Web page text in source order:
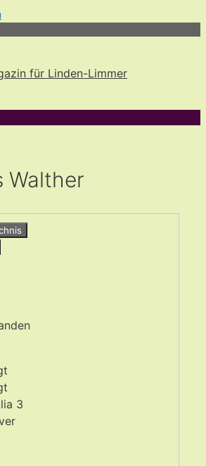
Walther
3